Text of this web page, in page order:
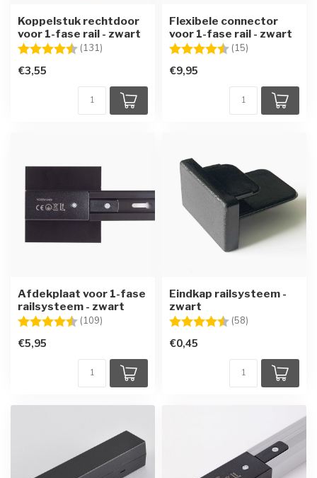
Koppelstuk rechtdoor
voor 1-fase rail - zwart
Beoordeling: (131) 4.6 uit 5 sterren
€3,55
Flexibele connector
voor 1-fase rail - zwart
Beoordeling: (15)
€9,95
Afdekplaat voor 1-fase
railsysteem - zwart
Beoordeling: (109) 4.4 uit 5 sterren
€5,95
Eindkap railsysteem -
zwart
Beoordeling: (58)
€0,45